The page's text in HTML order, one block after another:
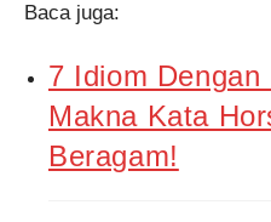
Baca juga:
7 Idiom Dengan
Makna Kata
Beragam!